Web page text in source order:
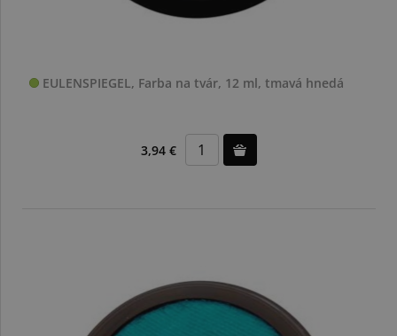
EULENSPIEGEL, Farba na tvár, 12 ml, tmavá hnedá
3,94 €